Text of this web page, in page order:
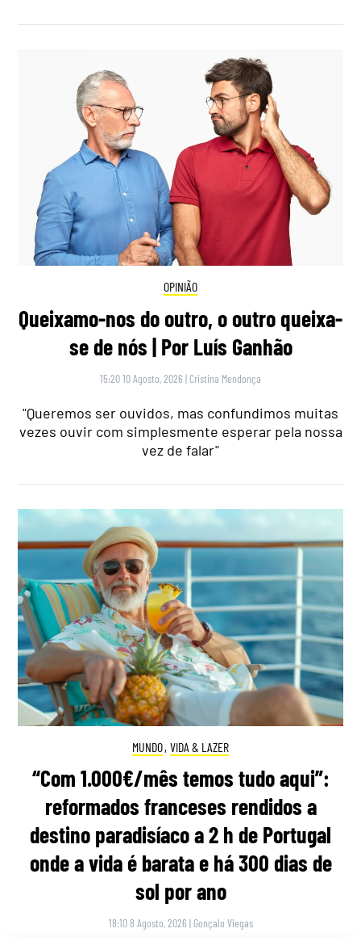
OPINIÃO
Queixamo-nos do outro, o outro queixa-
se de nós | Por Luís Ganhão
15:20 10 Agosto, 2026 | Cristina Mendonça
"Queremos ser ouvidos, mas confundimos muitas
vezes ouvir com simplesmente esperar pela nossa
vez de falar"
MUNDO, VIDA & LAZER
“Com 1.000€/mês temos tudo aqui”:
reformados franceses rendidos a
destino paradisíaco a 2 h de Portugal
onde a vida é barata e há 300 dias de
sol por ano
18:10 8 Agosto, 2026 | Gonçalo Viegas